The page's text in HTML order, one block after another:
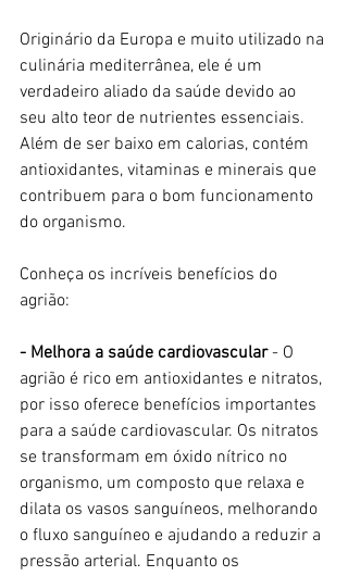
Originário da Europa e muito utilizado na
culinária mediterrânea, ele é um
verdadeiro aliado da saúde devido ao
seu alto teor de nutrientes essenciais.
Além de ser baixo em calorias, contém
antioxidantes, vitaminas e minerais que
contribuem para o bom funcionamento
do organismo.
Conheça os incríveis benefícios do
agrião:
- Melhora a saúde cardiovascular - O
agrião é rico em antioxidantes e nitratos,
por isso oferece benefícios importantes
para a saúde cardiovascular. Os nitratos
se transformam em óxido nítrico no
organismo, um composto que relaxa e
dilata os vasos sanguíneos, melhorando
o fluxo sanguíneo e ajudando a reduzir a
pressão arterial. Enquanto os